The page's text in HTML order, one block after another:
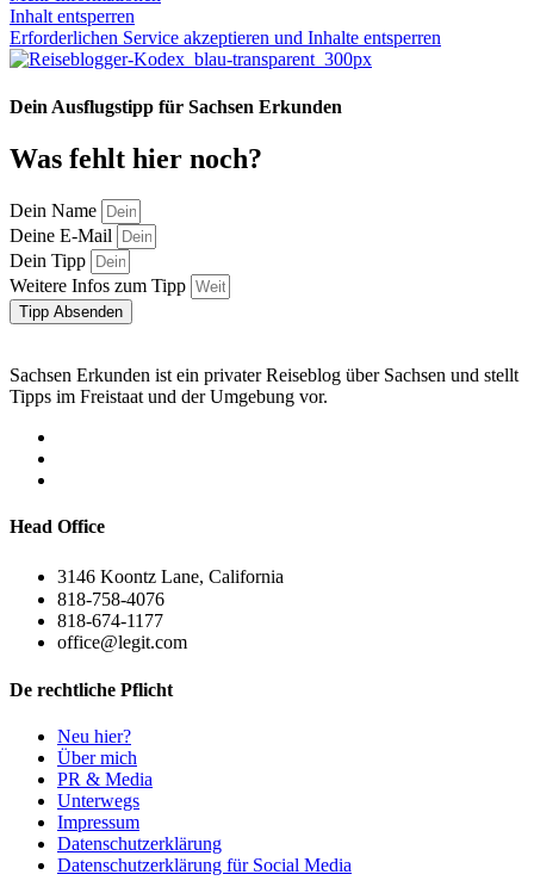
Inhalt entsperren
Erforderlichen Service akzeptieren und Inhalte entsperren
Dein Ausflugstipp für Sachsen Erkunden
Was fehlt hier noch?
Dein Name
Deine E-Mail
Dein Tipp
Weitere Infos zum Tipp
Tipp Absenden
Sachsen Erkunden ist ein privater Reiseblog über Sachsen und stellt
Tipps im Freistaat und der Umgebung vor.
Head Office
3146 Koontz Lane, California
818-758-4076
818-674-1177
office@legit.com
De rechtliche Pflicht
Neu hier?
Über mich
PR & Media
Unterwegs
Impressum
Datenschutzerklärung
Datenschutzerklärung für Social Media